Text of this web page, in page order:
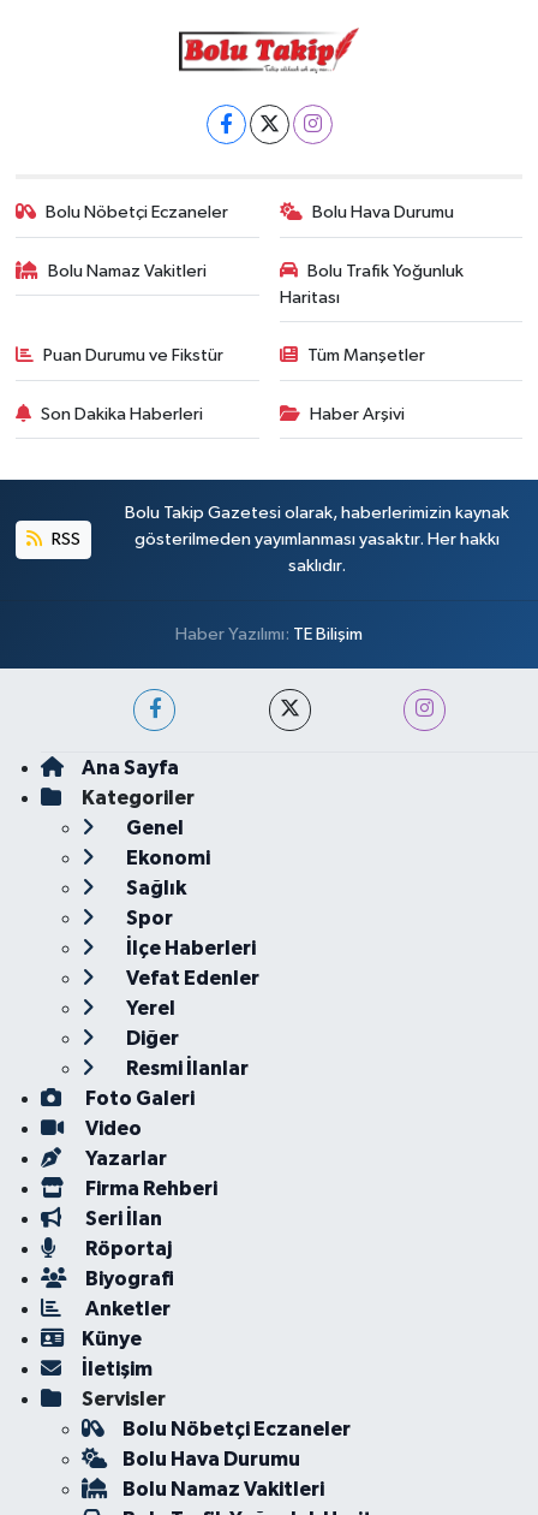
Bolu Nöbetçi Eczaneler Bolu Hava Durumu
Bolu Namaz Vakitleri
Bolu Trafik Yoğunluk
Haritası
Puan Durumu ve Fikstür Tüm Manşetler
Son Dakika Haberleri Haber Arşivi
RSS
Bolu Takip Gazetesi olarak, haberlerimizin kaynak
gösterilmeden yayımlanması yasaktır. Her hakkı
saklıdır.
Haber Yazılımı: TE Bilişim
Ana Sayfa
Kategoriler
Genel
Ekonomi
Sağlık
Spor
İlçe Haberleri
Vefat Edenler
Yerel
Diğer
Resmi İlanlar
Foto Galeri
Video
Yazarlar
Firma Rehberi
Seri İlan
Röportaj
Biyografi
Anketler
Künye
İletişim
Servisler
Bolu Nöbetçi Eczaneler
Bolu Hava Durumu
Bolu Namaz Vakitleri